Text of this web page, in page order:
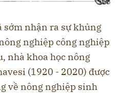
sớm nhận ra sự khủng
nghiệp công nghiệp
nhà khoa học nông
(1920 - 2020) được
về nông nghiệp sinh